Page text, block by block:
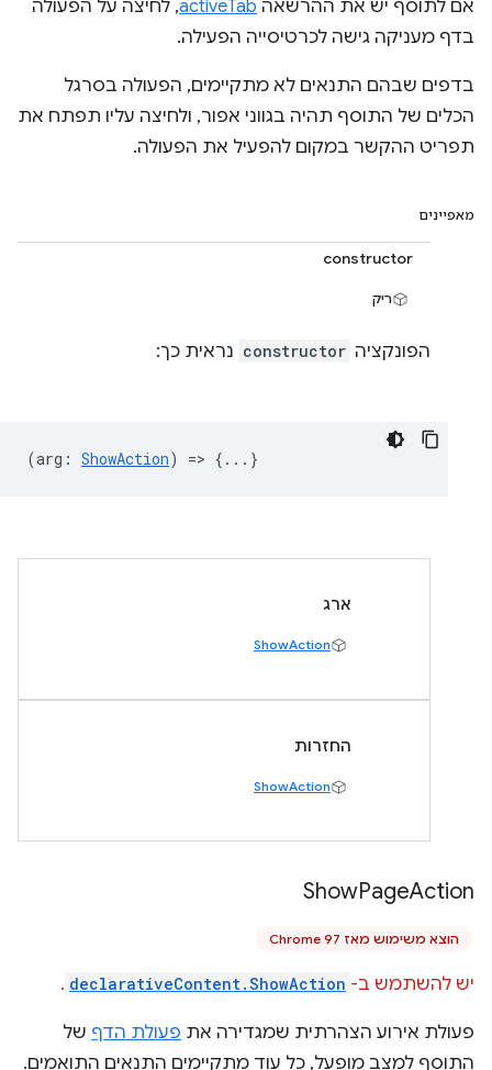
אם לתוסף יש את ההרשאה activeTab, לחיצה על הפעולה
בדף מעניקה גישה לכרטיסייה הפעילה.
בדפים שבהם התנאים לא מתקיימים, הפעולה בסרגל
הכלים של התוסף תהיה בגווני אפור, ולחיצה עליו תפתח את
תפריט ההקשר במקום להפעיל את הפעולה.
מאפיינים
constructor
ריק
הפונקציה constructor נראית כך:
(arg : ShowAction) => {...}
ארג
ShowAction
החזרות
ShowAction
ShowPageAction
הוצא משימוש מאז Chrome 97
יש להשתמש ב- declarativeContent.ShowAction
.
פעולת אירוע הצהרתית שמגדירה את פעולת הדף של
התוסף למצב מופעל, כל עוד מתקיימים התנאים התואמים.